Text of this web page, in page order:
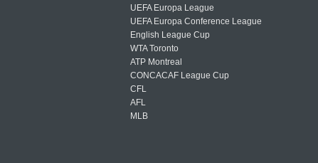
UEFA Europa League
UEFA Europa Conference League
English League Cup
WTA Toronto
ATP Montreal
CONCACAF League Cup
CFL
AFL
MLB